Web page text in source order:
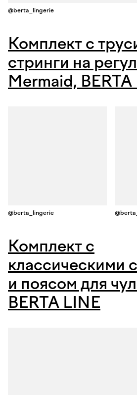
@berta_lingerie
Комплект с
стринги на
Mermaid,
@berta_lingerie
Комплект с
классическими
и поясом для
BERTA LINE